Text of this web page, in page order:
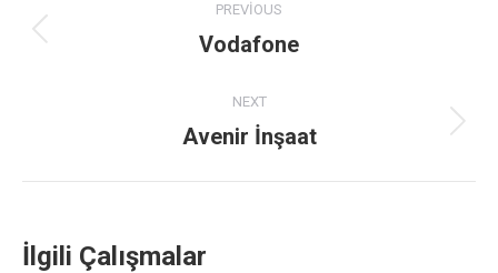
navigation
PREVIOUS
Previous
Vodafone
NEXT
Next
Avenir İnşaat
İlgili Çalışmalar